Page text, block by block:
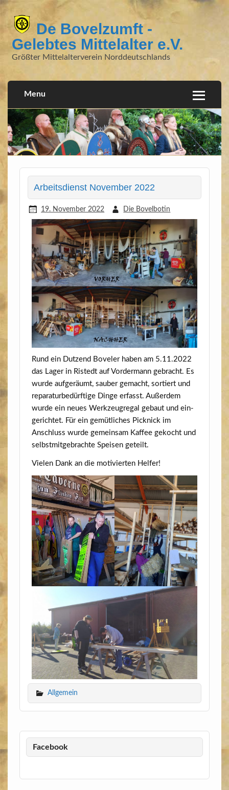
De Bovelzumft -
Gelebtes Mittelalter e.V.
Größter Mittelalterverein Norddeutschlands
Menu
Arbeitsdienst November 2022
19. November 2022 Die Bovelbotin
Rund ein Dut­zend Bove­ler haben am 5.11.2022
das Lager in Ristedt auf Vor­der­mann gebracht. Es
wur­de auf­ge­räumt, sau­ber gemacht, sor­tiert und
repa­ra­tur­be­dürf­ti­ge Din­ge erfasst. Außer­dem
wur­de ein neu­es Werk­zeug­re­gal gebaut und ein­
ge­rich­tet. Für ein gemüt­li­ches Pick­nick im
Anschluss wur­de gemein­sam Kaf­fee gekocht und
selbst­mit­ge­brach­te Spei­sen geteilt.
Vie­len Dank an die moti­vier­ten Helfer!
Allgemein
Facebook